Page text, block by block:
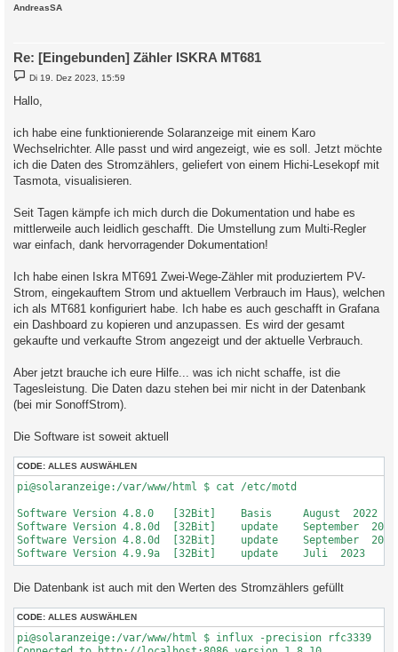
AndreasSA
Re: [Eingebunden] Zähler ISKRA MT681
B
e
i
t
g
Di 19. Dez 2023, 15:59
Hallo,
ich habe eine funktionierende Solaranzeige mit einem Karo
Wechselrichter. Alle passt und wird angezeigt, wie es soll. Jetzt möchte
ich die Daten des Stromzählers, geliefert von einem Hichi-Lesekopf mit
Tasmota, visualisieren.
Seit Tagen kämpfe ich mich durch die Dokumentation und habe es
mittlerweile auch leidlich geschafft. Die Umstellung zum Multi-Regler
war einfach, dank hervorragender Dokumentation!
Ich habe einen Iskra MT691 Zwei-Wege-Zähler mit produziertem PV-
Strom, eingekauftem Strom und aktuellem Verbrauch im Haus), welchen
ich als MT681 konfiguriert habe. Ich habe es auch geschafft in Grafana
ein Dashboard zu kopieren und anzupassen. Es wird der gesamt
gekaufte und verkaufte Strom angezeigt und der aktuelle Verbrauch.
Aber jetzt brauche ich eure Hilfe... was ich nicht schaffe, ist die
Tagesleistung. Die Daten dazu stehen bei mir nicht in der Datenbank
(bei mir SonoffStrom).
Die Software ist soweit aktuell
CODE: ALLES AUSWÄHLEN
pi@solaranzeige:/var/www/html $ cat /etc/motd
Software Version 4.8.0   [32Bit]    Basis     August  2022
Software Version 4.8.0d  [32Bit]    update    September  2022
Software Version 4.8.0d  [32Bit]    update    September  2022
Die Datenbank ist auch mit den Werten des Stromzählers gefüllt
CODE: ALLES AUSWÄHLEN
pi@solaranzeige:/var/www/html $ influx -precision rfc3339